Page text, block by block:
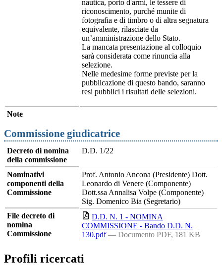
nautica, porto d'armi, le tessere di
riconoscimento, purché munite di
fotografia e di timbro o di altra segnatura
equivalente, rilasciate da
un’amministrazione dello Stato.
La mancata presentazione al colloquio
sarà considerata come rinuncia alla
selezione.
Nelle medesime forme previste per la
pubblicazione di questo bando, saranno
resi pubblici i risultati delle selezioni.
Note
Commissione giudicatrice
Decreto di nomina
della commissione
D.D. 1/22
Nominativi
componenti della
Commissione
Prof. Antonio Ancona (Presidente) Dott.
Leonardo di Venere (Componente)
Dott.ssa Annalisa Volpe (Componente)
Sig. Domenico Bia (Segretario)
File decreto di
nomina
Commissione
D.D. N. 1 - NOMINA
COMMISSIONE - Bando D.D. N.
130.pdf — Documento PDF, 181 KB
Profili ricercati